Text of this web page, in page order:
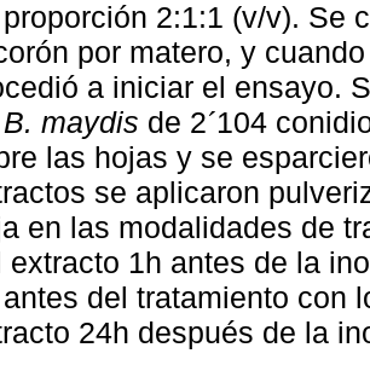
2:1:1 (v/v). Se
por matero, y
a iniciar el ensayo.
B. maydis de 2´104
las hojas y se
se aplicaron
en las modalidades de
extracto 1h antes de la
del tratamiento con
24h después de la